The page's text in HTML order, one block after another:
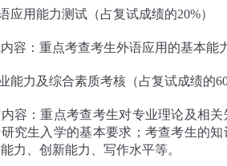
应用能力测试（占复试成绩的20%）
容：重点考查考生外语应用的基本能
能力及综合素质考核（占复试成绩的
容：重点考查考生对专业理论及相
究生入学的基本要求；考查考生的
力、创新能力、写作水平等。